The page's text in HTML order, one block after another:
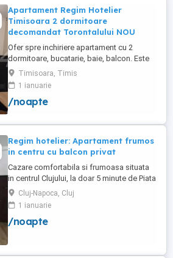
Apartament Regim Hotelier
Timisoara 2 dormitoare
decomandat Torontalului NOU
Ofer spre inchiriere apartament cu 2
dormitoare, bucatarie, baie, balcon. Este
complet utilat si mobilat nou, clima,
internet, tv, video interfon masina de
spalat haine, lenjerii, prosoape,
consumabile. In incinta complexului de
de joaca pentru copii. Apartamentul ...
Timisoara, Timis
1 ianuarie
/noapte
Regim hotelier: Apartament frumos
in centru cu balcon privat
Cazare comfortabila si frumoasa situata
in centrul Clujului, la doar 5 minute de Piata
Mihai Viteazu, intr-un bloc nou.
Apartamentul este mobilat si utilat
complet, avand aragaz, hota, cuptor de
microunde, fierbator de apa, masina de
Cluj-Napoca, Cluj
1 ianuarie
/noapte